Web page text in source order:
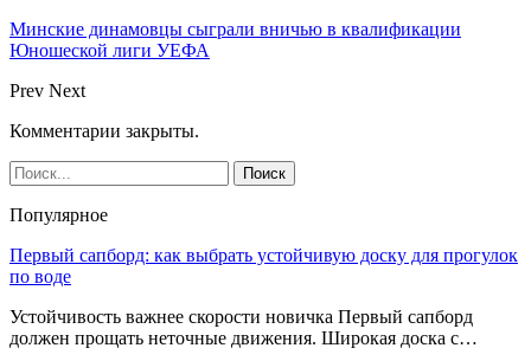
Минские динамовцы сыграли вничью в квалификации
Юношеской лиги УЕФА
Prev Next
Комментарии закрыты.
Популярное
Первый сапборд: как выбрать устойчивую доску для прогулок
по воде
Устойчивость важнее скорости новичка Первый сапборд
должен прощать неточные движения. Широкая доска с…